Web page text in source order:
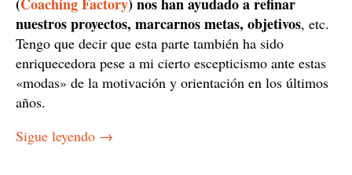
nuestros proyectos, marcarnos metas, objetivos, etc.
Tengo que decir que esta parte también ha sido
enriquecedora pese a mi cierto escepticismo ante estas
«modas» de la motivación y orientación en los últimos
años.
Sigue leyendo →